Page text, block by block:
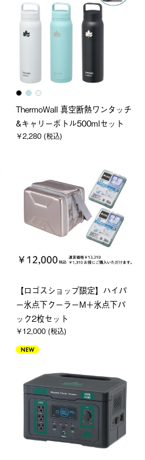
ThermoWall 真空断熱ワンタッチ
&キャリーボトル500mlセット
￥2,280 (税込)
【ロゴスショップ限定】ハイパ
ー氷点下クーラーM＋氷点下パ
ック2枚セット
￥12,000 (税込)
NEW